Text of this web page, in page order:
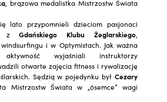
, brązowa medalistka Mistrzostw Świata
lato przypomnieli dzieciom pasjonaci
zGdańskiego Klubu Żeglarskiego,
i w Optymistach. Jak ważna
wyjaśniali instruktorzy
otwarte zajęcia fitness i rywalizację
Sędzią w pojedynku był Cezary
Mistrzostw Świata w „ósemce” wagi